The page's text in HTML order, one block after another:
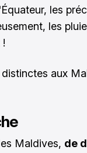
les
les
aux
Maldives, de